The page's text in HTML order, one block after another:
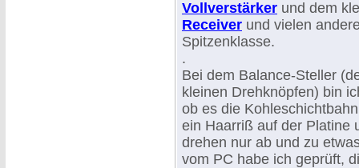
Vollverstärker und dem
Receiver und vielen
Spitzenklasse.
.
Bei dem Balance-Steller
kleinen Drehknöpfen) bin
ob es die
ein Haarriß auf der Platine
drehen nur ab und zu
vom PC habe ich geprüft,